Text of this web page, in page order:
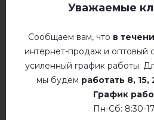
(0)
Описание
ОТЗЫВЫ О МИРА
Немає відгуків про цей товар.
Уважаемые
Сообщаем вам, что в
интернет-продаж и оптовый
усиленный график работы.
мы будем работать 8, 15,
График
Пн-Сб: 8:30-